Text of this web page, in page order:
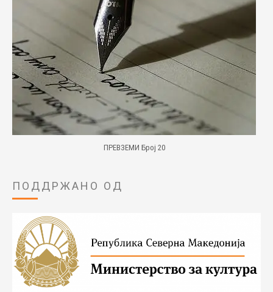
ПРЕВЗЕМИ Број 20
ПОДДРЖАНО ОД